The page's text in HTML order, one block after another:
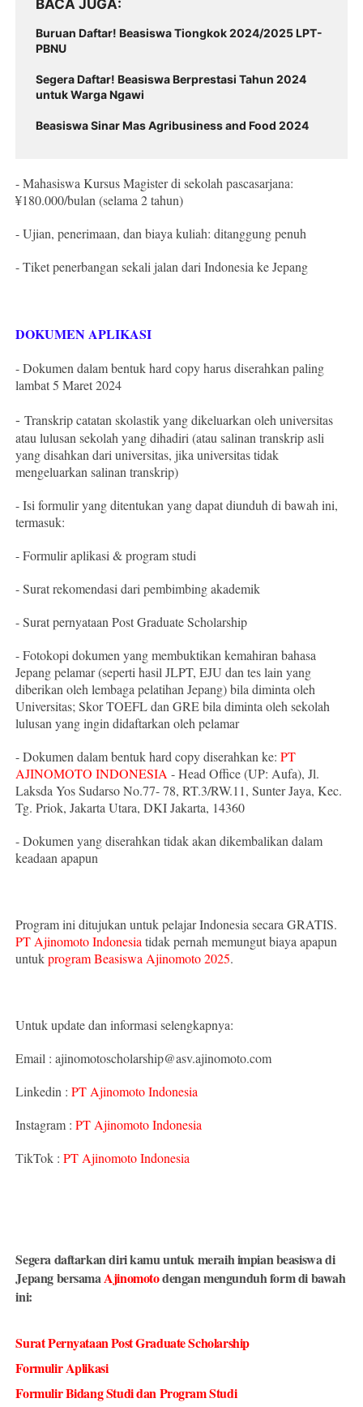
BACA JUGA
Buruan Daftar! Beasiswa Tiongkok 2024/2025 LPT-
PBNU
Segera Daftar! Beasiswa Berprestasi Tahun 2024
untuk Warga Ngawi
Beasiswa Sinar Mas Agribusiness and Food 2024
- Mahasiswa Kursus Magister di sekolah pascasarjana:
¥180.000/bulan (selama 2 tahun)
- Ujian, penerimaan, dan biaya kuliah: ditanggung penuh
- Tiket penerbangan sekali jalan dari Indonesia ke Jepang
DOKUMEN APLIKASI
- Dokumen dalam bentuk hard copy harus diserahkan paling
lambat 5 Maret 2024
-Transkrip catatan skolastik yang dikeluarkan oleh universitas
atau lulusan sekolah yang dihadiri (atau salinan transkrip asli
yang disahkan dari universitas, jika universitas tidak
mengeluarkan salinan transkrip)
- Isi formulir yang ditentukan yang dapat diunduh di bawah ini,
termasuk:
- Formulir aplikasi & program studi
- Surat rekomendasi dari pembimbing akademik
- Surat pernyataan Post Graduate Scholarship
- Fotokopi dokumen yang membuktikan kemahiran bahasa
Jepang pelamar (seperti hasil JLPT, EJU dan tes lain yang
diberikan oleh lembaga pelatihan Jepang) bila diminta oleh
Universitas; Skor TOEFL dan GRE bila diminta oleh sekolah
lulusan yang ingin didaftarkan oleh pelamar
- Dokumen dalam bentuk hard copy diserahkan ke:PT
AJINOMOTO INDONESIA - Head Office (UP: Aufa), Jl.
Laksda Yos Sudarso No.77- 78, RT.3/RW.11, Sunter Jaya, Kec.
Tg. Priok, Jakarta Utara, DKI Jakarta, 14360
- Dokumen yang diserahkan tidak akan dikembalikan dalam
keadaan apapun
Program ini ditujukan untuk pelajar Indonesia secara GRATIS.
PT Ajinomoto Indonesia tidak pernah memungut biaya apapun
untukprogram Beasiswa Ajinomoto 2025.
Untuk update dan informasi selengkapnya:
Email : ajinomotoscholarship@asv.ajinomoto.com
Linkedin : PT Ajinomoto Indonesia
Instagram :PT Ajinomoto Indonesia
TikTok :PT Ajinomoto Indonesia
Segera daftarkan diri kamu untuk meraih impian beasiswa di
Jepang bersama Ajinomotodengan mengunduh form di bawah
ini:
Surat Pernyataan Post Graduate Scholarship
Formulir Aplikasi
Formulir Bidang Studi dan Program Studi